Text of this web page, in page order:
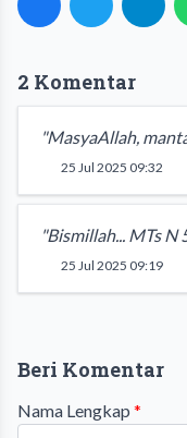
2 Komentar
"MasyaAllah,
25 Jul 2025 09:32
"Bismillah... MTs N
25 Jul 2025 09:19
Beri Komentar
Nama Lengkap *